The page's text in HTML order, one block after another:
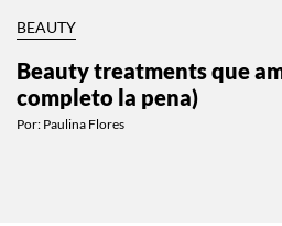
BEAUTY
Beauty treatments que
completo la pena)
Por: Paulina Flores